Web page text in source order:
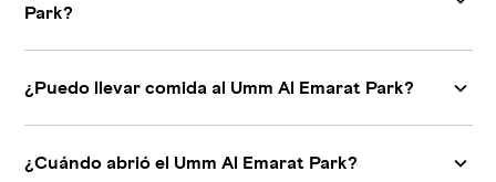
Park?
¿Puedo llevar comida al Umm Al Emarat Park?
¿Cuándo abrió el Umm Al Emarat Park?